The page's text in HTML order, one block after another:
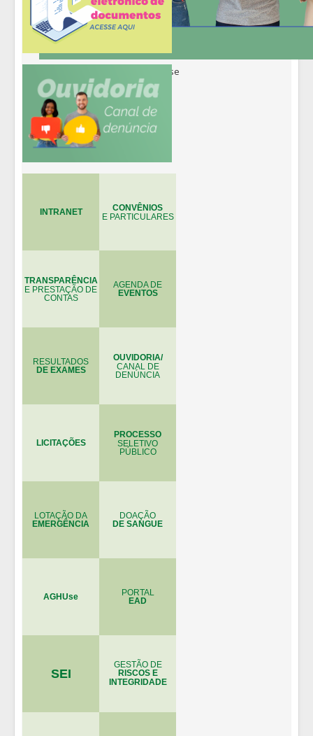
INTRANET CONVÊNIOS
E PARTICULARES
TRANSPARÊNCIA
E PRESTAÇÃO DE
CONTAS
AGENDA DE
EVENTOS
RESULTADOS
DE EXAMES
OUVIDORIA/
CANAL DE
DENÚNCIA
LICITAÇÕES
PROCESSO
SELETIVO
PÚBLICO
LOTAÇÃO DA
EMERGÊNCIA
DOAÇÃO
DE SANGUE
AGHUse PORTAL
EAD
SEI
GESTÃO DE
RISCOS E
INTEGRIDADE